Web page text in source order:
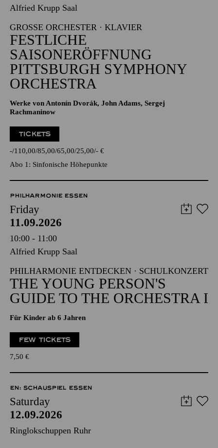
Alfried Krupp Saal
GROSSE ORCHESTER · KLAVIER
FESTLICHE
SAISONERÖFFNUNG
PITTSBURGH SYMPHONY
ORCHESTRA
Werke von Antonín Dvorák, John Adams, Sergej
Rachmaninow
TICKETS
- 110,00 85,00 65,00 25,00 - €
Abo 1: Sinfonische Höhepunkte
PHILHARMONIE ESSEN
Friday
11.09.2026
10:00 - 11:00
Alfried Krupp Saal
PHILHARMONIE ENTDECKEN · SCHULKONZERT
THE YOUNG PERSON'S
GUIDE TO THE ORCHESTRA I
Für Kinder ab 6 Jahren
FEW TICKETS
7,50 €
EN: SCHAUSPIEL ESSEN
Saturday
12.09.2026
Ringlokschuppen Ruhr